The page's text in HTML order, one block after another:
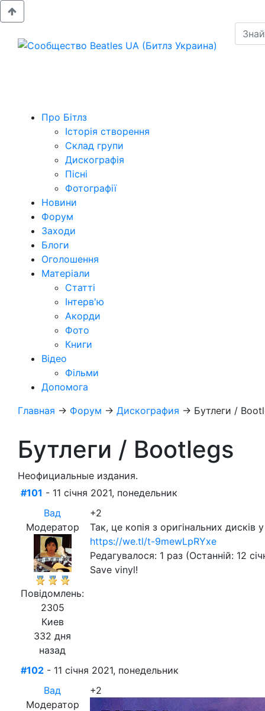
Про Бітлз
Історія створення
Склад групи
Дискографія
Пісні
Фотографії
Новини
Форум
Заходи
Блоги
Оголошення
Матеріали
Статті
Інтерв'ю
Акорди
Фото
Книги
Відео
Фільми
Допомога
Главная → Форум → Дискография → Бутлеги /
Бутлеги / Bootlegs
Неофициальные издания.
#101 - 11 січня 2021, понедельник
Вад
Модератор
Повідомлень:
2305
Киев
332 дня
назад
+2
Так, це копія з оригінальних
https://we.tl/t-9mewLpRYxe
Редагувалося: 1 раз (Останній: 12
Save vinyl!
#102 - 11 січня 2021, понедельник
Вад
Модератор
+2